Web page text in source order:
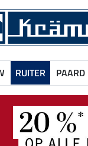
RUITER PAARD